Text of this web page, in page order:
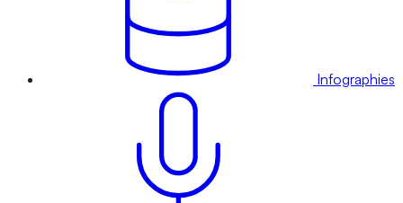
Infographies